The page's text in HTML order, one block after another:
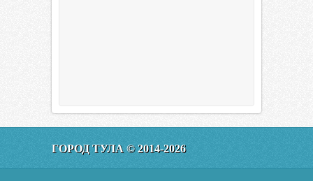
00:20:11
Эфир от 11.01.2016 (19.35) Тула
160 0 0
Видео города
ГОРОД ТУЛА © 2014-2026